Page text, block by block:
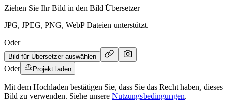
Ziehen Sie Ihr Bild in den Bild Übersetzer
JPG, JPEG, PNG, WebP Dateien unterstützt.
Oder
Bild für Übersetzer auswählen
Oder Projekt laden
Mit dem Hochladen bestätigen Sie, dass Sie das Recht haben, dieses
Bild zu verwenden. Siehe unsere Nutzungsbedingungen.